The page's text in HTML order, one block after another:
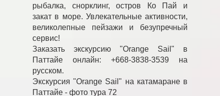
рыбалка, снорклинг, остров Ко Пай и
закат в море. Увлекательные активности,
великолепные пейзажи и безупречный
сервис!
Заказать экскурсию "Orange Sail" в
Паттайе онлайн: +668-3838-3539 на
русском.
Экскурсия "Orange Sail" на катамаране в
Паттайе - фото тура 72